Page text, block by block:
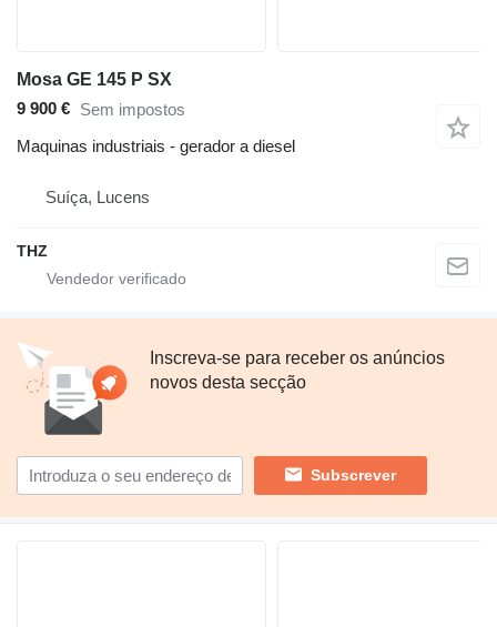
Mosa GE 145 P SX
9 900 € Sem impostos
Maquinas industriais - gerador a diesel
Suíça, Lucens
THZ
Inscreva-se para receber os anúncios
novos desta secção
Subscrever